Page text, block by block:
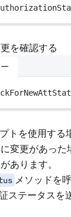
を確認する
トを使用する
変更があった
あります。
メソッドを
ステータスを